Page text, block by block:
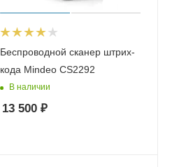
Беспроводной сканер штрих-
кода Mindeo CS2292
В наличии
13 500 ₽